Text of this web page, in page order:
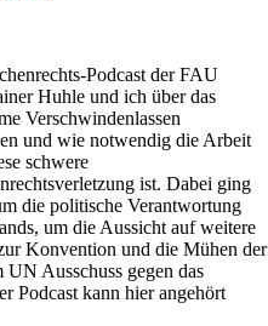
Podcast der FAU
Huhle und ich über das
Verschwindenlassen
und wie notwendig die Arbeit
schwere
ist. Dabei ging
die politische Verantwortung
um die Aussicht auf weitere
Konvention und die Mühen der
UN Ausschuss gegen das
Podcast kann hier angehört